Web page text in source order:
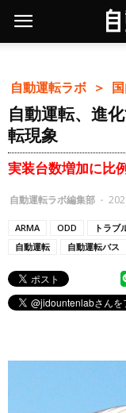
自動運転ラボ ＞
自動運転、進
転現象
実装台数増加に比
自動運転ラボ編集部 -
ARMA ODD トラブ
自動運転
自動運転バス